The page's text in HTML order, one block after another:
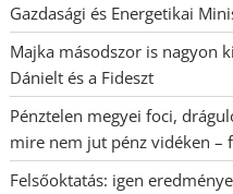
Gazdasági és Energetikai
Majka másodszor is nagyon
Dánielt és a Fideszt
Pénztelen megyei foci,
mire nem jut pénz vidéken –
Felsőoktatás: igen